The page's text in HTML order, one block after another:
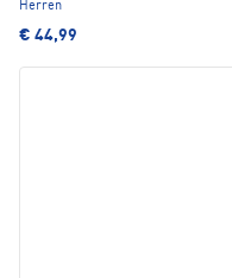
Herren
€ 44,99